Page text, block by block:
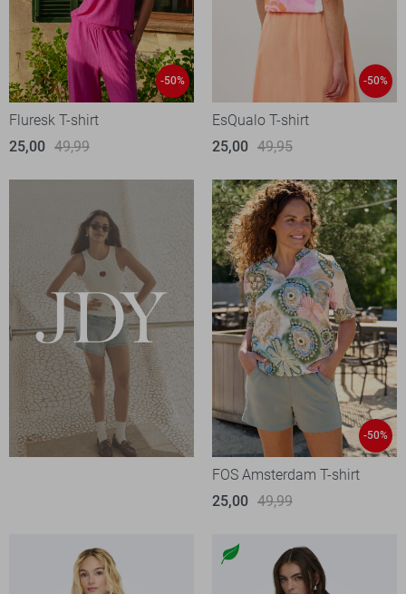
-50%
Fluresk T-shirt
25,00 49,99
-50%
EsQualo T-shirt
25,00 49,95
-50%
FOS Amsterdam T-shirt
25,00 49,99